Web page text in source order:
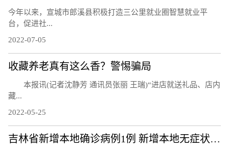
今年以来，宣城市郎溪县积极打造三公里就业圈智慧就业平
台，促进社...
2022-07-05
收藏养老真有这么香？警惕骗局
本报讯(记者沈静芳 通讯员张丽 王瑞)“进店就送礼品、店内
藏...
2022-05-25
吉林省新增本地确诊病例1例 新增本地无症状感染者7例